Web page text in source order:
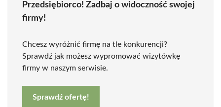
Przedsiębiorco! Zadbaj o widoczność swojej
firmy!
Chcesz wyróżnić firmę na tle konkurencji?
Sprawdź jak możesz wypromować wizytówkę
firmy w naszym serwisie.
Sprawdź ofertę!